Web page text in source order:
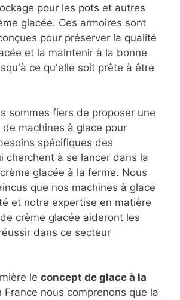
pour les pots et autres
glacée. Ces armoires sont
pour préserver la qualité
et la maintenir à la bonne
ce qu'elle soit prête à être
sommes fiers de proposer une
machines à glace pour
spécifiques des
cherchent à se lancer dans la
glacée à la ferme. Nous
que nos machines à glace
et notre expertise en matière
crème glacée aideront les
dans ce secteur
le concept de glace à la
France nous comprenons que la